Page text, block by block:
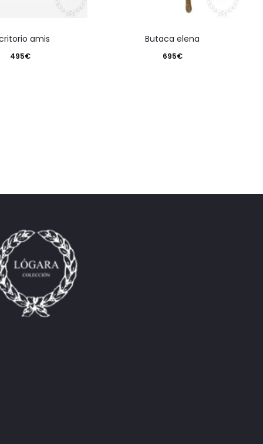
amis
495€
butaca elena
695€